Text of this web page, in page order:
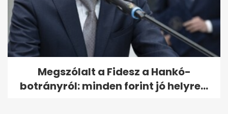
Megszólalt a Fidesz a Hankó-
botrányról: minden forint jó helyre...